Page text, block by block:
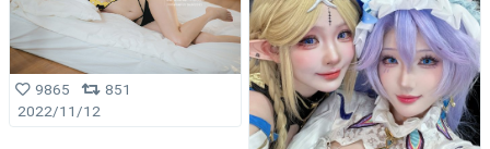
9865
851
2022/11/12